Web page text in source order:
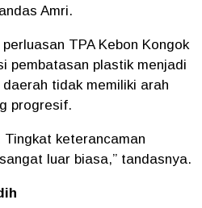
Amri.
TPA Kebon Kongok
pembatasan plastik menjadi
tidak memiliki arah
progresif.
Tingkat keterancaman
luar biasa,” tandasnya.